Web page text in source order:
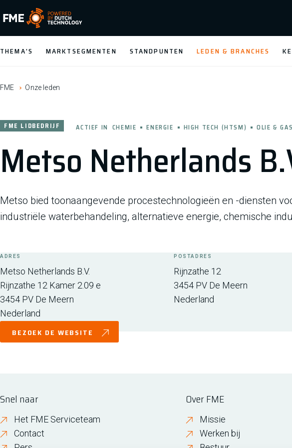
FME Logo, to the homepage
THEMA'S MARKTSEGMENTEN STANDPUNTEN LEDEN & BRANCHES
FME Onze leden
Metso Netherlands
FME LIDBEDRIJF ACTIEF IN CHEMIE ENERGIE HIGH TECH (HTSM) OLIE & GAS
Metso bied toonaangevende procestechnologieën en -diensten
industriële waterbehandeling, alternatieve energie, chemische
ADRES
Metso Netherlands B.V.
Rijnzathe 12 Kamer 2.09 e
3454 PV De Meern
Nederland
POSTADRES
Rijnzathe 12
3454 PV De Meern
Nederland
BEZOEK DE WEBSITE
Snel naar
Het FME Serviceteam
Contact
Over FME
Missie
Werken bij